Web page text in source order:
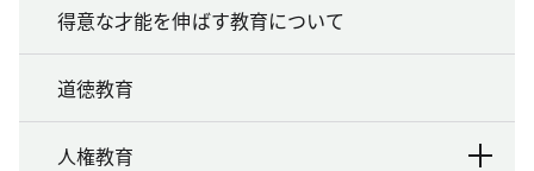
得意な才能を伸ばす教育について
道徳教育
人権教育